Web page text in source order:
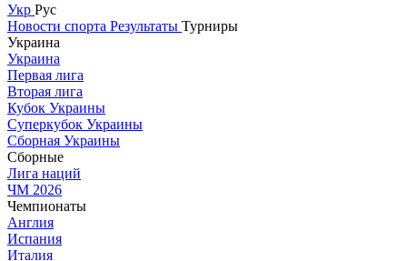
Укр Рус
Новости спорта Результаты Турниры
Украина
Украина
Первая лига
Вторая лига
Кубок Украины
Суперкубок Украины
Сборная Украины
Сборные
Лига наций
ЧМ 2026
Чемпионаты
Англия
Испания
Италия